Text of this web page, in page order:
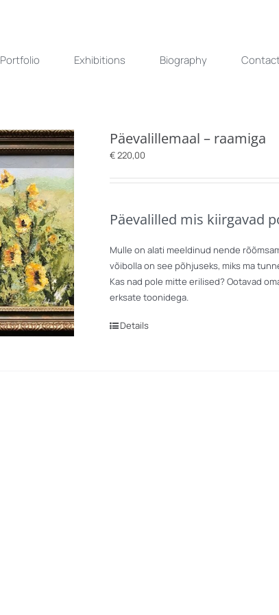
Portfolio Exhibitions Biography
Päevalillemaal – raamiga
€220,00
Päevalilled mis kiirgavad
Mulle on alati meeldinud nende
võibolla on see põhjuseks, miks ma
Kas nad pole mitte erilised? Ootavad
erksate toonidega.
Details